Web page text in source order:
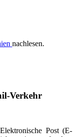
nachlesen.
Verkehr
Post (E-